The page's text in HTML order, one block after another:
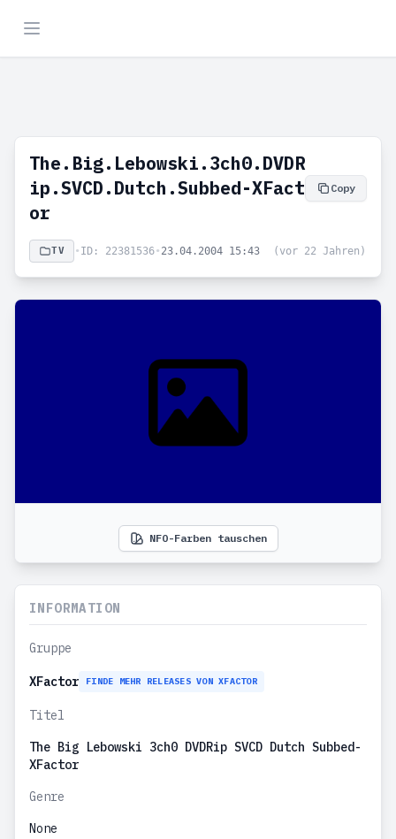
The.Big.Lebowski.3ch0.DVDR
ip.SVCD.Dutch.Subbed-XFact
or
Copy
TV • ID: 22381536• 23.04.2004 15:43 (vor 22 Jahren)
NFO-Farben tauschen
INFORMATION
Gruppe
XFactor FINDE MEHR RELEASES VON XFACTOR
Titel
The Big Lebowski 3ch0 DVDRip SVCD Dutch Subbed-
XFactor
Genre
None